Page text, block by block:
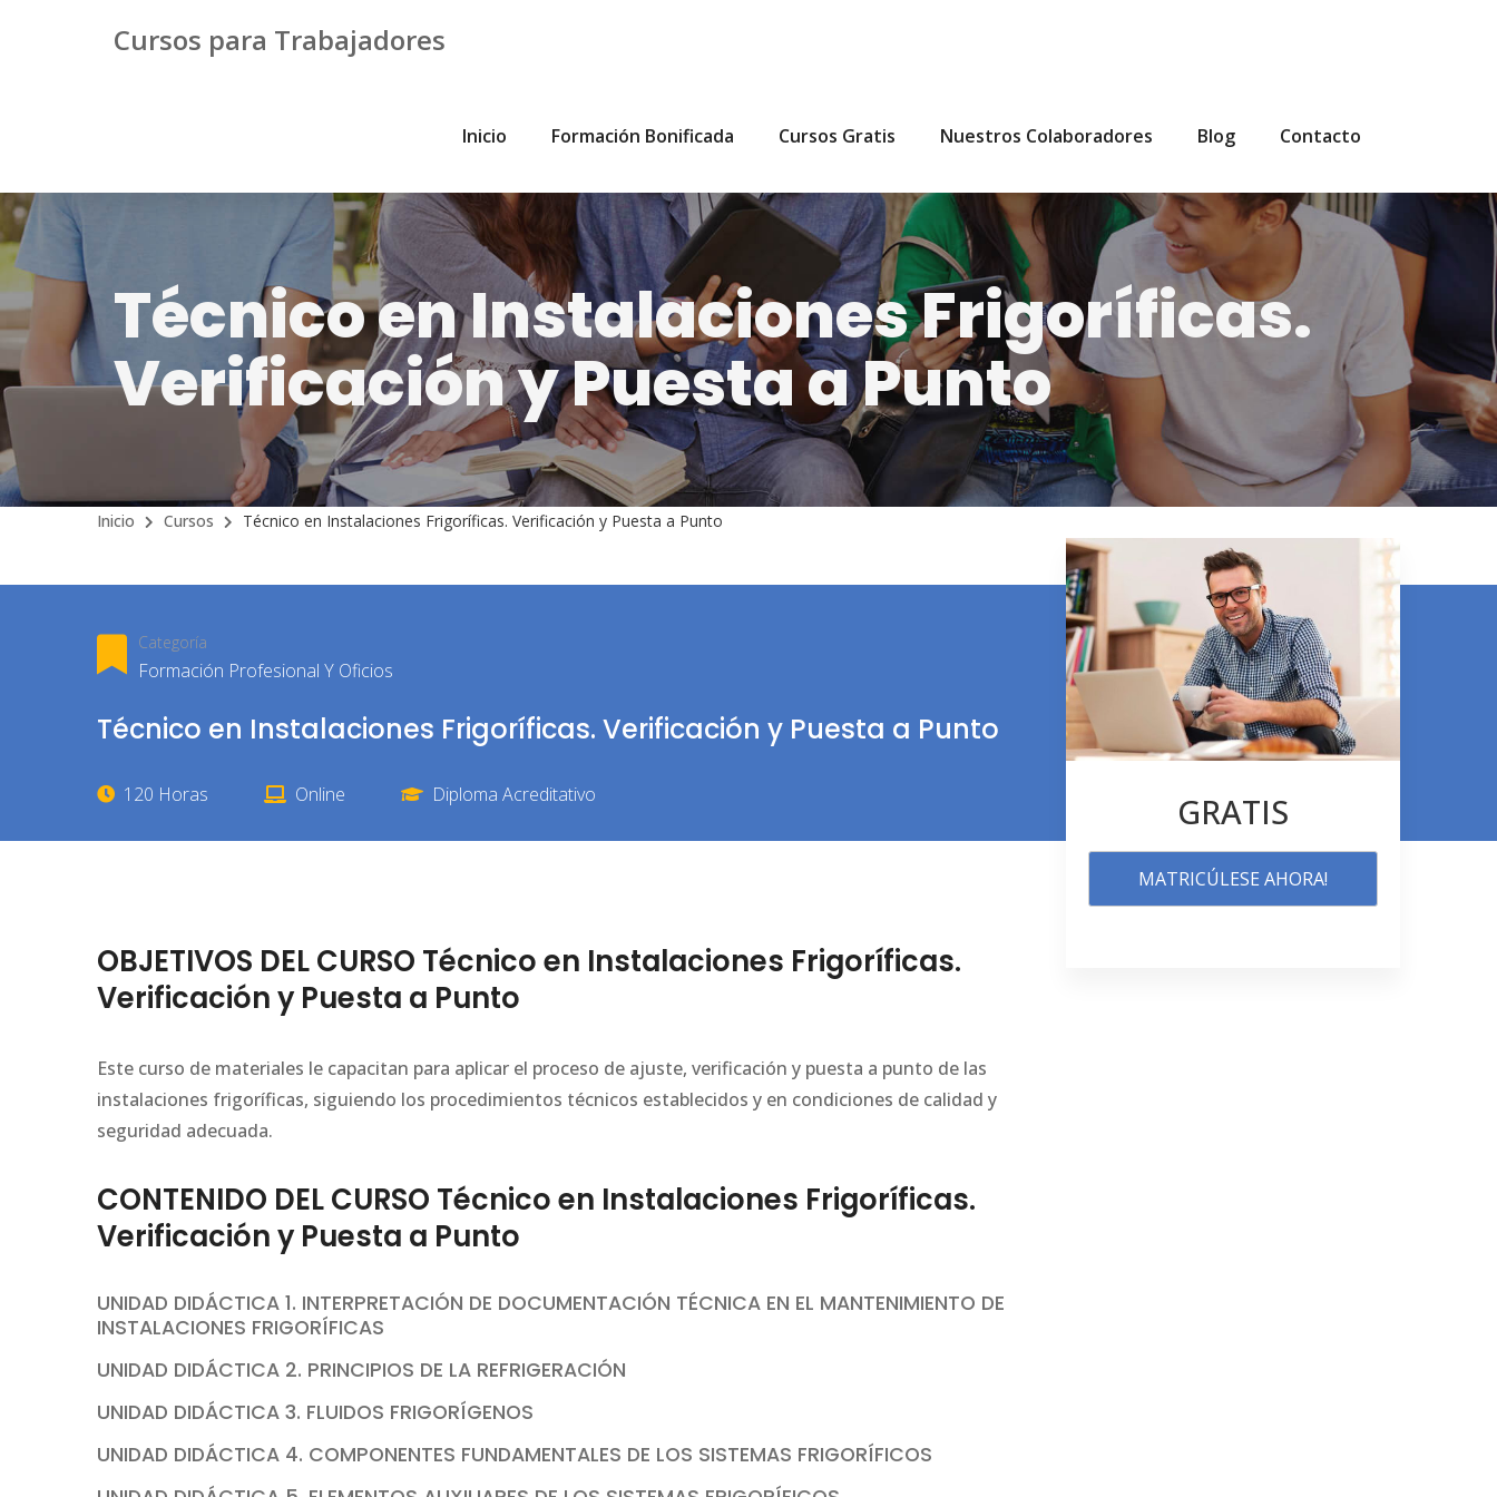
Cursos para Trabajadores
Inicio Formación Bonificada Cursos Gratis Nuestros Colaboradores Blog Contacto
Técnico en Instalaciones Frigoríficas.
Verificación y Puesta a Punto
Inicio Cursos Técnico en Instalaciones Frigoríficas. Verificación y Puesta a Punto
Categoría
Formación Profesional Y Oficios
Técnico en Instalaciones Frigoríficas. Verificación y Puesta a Punto
120 Horas Online Diploma Acreditativo
OBJETIVOS DEL CURSO Técnico en Instalaciones Frigoríficas.
Verificación y Puesta a Punto
Este curso de materiales le capacitan para aplicar el proceso de ajuste, verificación y puesta a punto de las
instalaciones frigoríficas, siguiendo los procedimientos técnicos establecidos y en condiciones de calidad y
seguridad adecuada.
CONTENIDO DEL CURSO Técnico en Instalaciones Frigoríficas.
Verificación y Puesta a Punto
UNIDAD DIDÁCTICA 1. INTERPRETACIÓN DE DOCUMENTACIÓN TÉCNICA EN EL MANTENIMIENTO DE
INSTALACIONES FRIGORÍFICAS
UNIDAD DIDÁCTICA 2. PRINCIPIOS DE LA REFRIGERACIÓN
UNIDAD DIDÁCTICA 3. FLUIDOS FRIGORÍGENOS
UNIDAD DIDÁCTICA 4. COMPONENTES FUNDAMENTALES DE LOS SISTEMAS FRIGORÍFICOS
GRATIS
MATRICÚLESE AHORA!